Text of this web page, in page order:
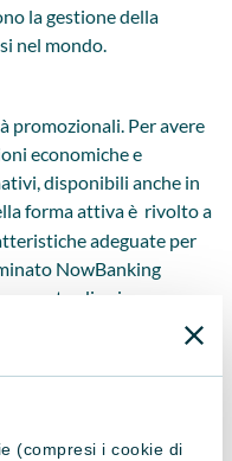
(compresi i cookie di
la gestione della
nel mondo.
promozionali. Per avere
economiche e
disponibili anche in
forma attiva è rivolto a
adeguate per
NowBanking
di cui
elementi
per fruire dei